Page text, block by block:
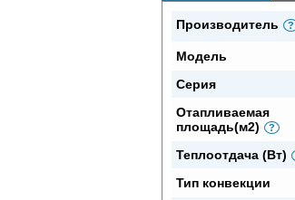
Производитель ?
Модель
Серия
Отапливаемая
площадь(м2)
?
Теплоотдача (Вт)
Тип конвекции